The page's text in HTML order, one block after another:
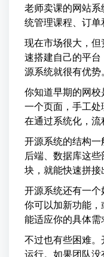
老师卖课的网站
统管理课程、订单
现在市场很大，
速搭建自己的平
源系统就很有优势
你知道早期的网
一个页面，手工
在通过系统化，流
开源系统的结构一
后端、数据库这
块，就能快速拼接
开源系统还有一个
你可以加新功能
能适应你的具体需
不过也有些困难
运行。如果团队没